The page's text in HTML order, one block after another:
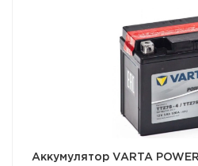
Аккумулятор VARTA